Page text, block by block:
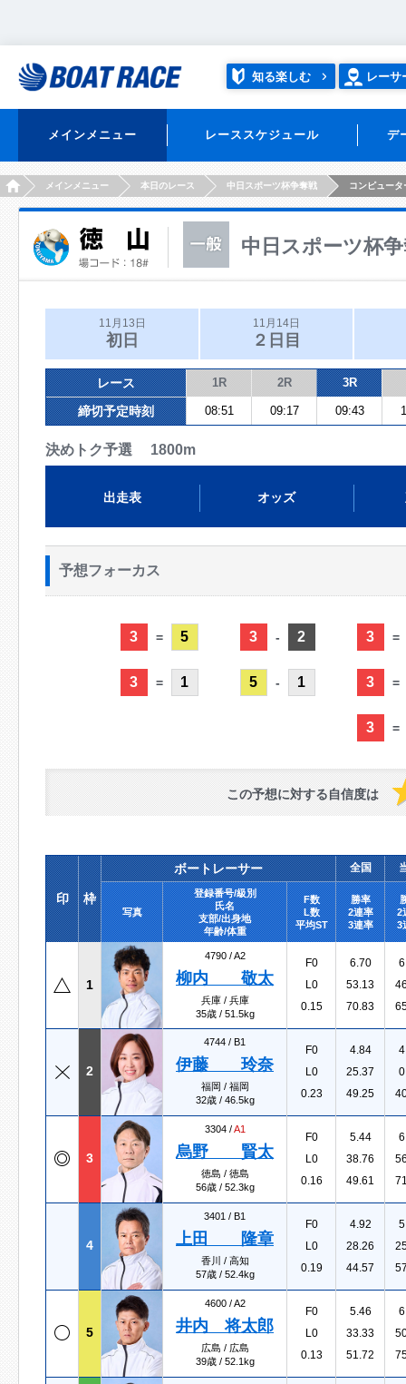
知る楽しむ レーサ
メインメニュー レーススケジュール デ
HOMEメインメニュー 本日のレース 中日スポーツ杯争奪戦 コンピュータ
中日スポーツ杯
11月13日
初日
11月14日
２日目
レース 1R 2R 3R
締切予定時刻 08:51 09:17 09:43
決めトク予選 1800m
出走表 オッズ
予想フォーカス
3 = 5
3 = 1
3 - 2
5 - 1
3 =
3 =
3 =
この予想に対する自信度は
印 枠
ボートレーサー 全国
写真
登録番号/級別
氏名
支部/出身地
年齢/体重
F数
L数
平均ST
勝率
2連率
3連率
2
3
1
4790 /A2
柳内 敬太
兵庫 / 兵庫
35歳 / 51.5kg
F0
L0
0.15
6.70
53.13
70.83
2
4744 / B1
伊藤 玲奈
福岡 / 福岡
32歳 / 46.5kg
F0
L0
0.23
4.84
25.37
49.25
3
3304 /A1
烏野 賢太
徳島 / 徳島
56歳 / 52.3kg
F0
L0
0.16
5.44
38.76
49.61
4
3401 / B1
上田 隆章
香川 / 高知
57歳 / 52.4kg
F0
L0
0.19
4.92
28.26
44.57
5
4600 /A2
井内 将太郎
広島 / 広島
39歳 / 52.1kg
F0
L0
0.13
5.46
33.33
51.72